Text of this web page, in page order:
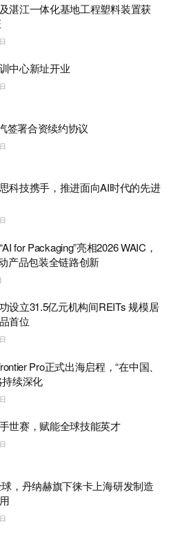
湛江一体化基地工程塑料装置获
中心新址开业
签署合资续约协议
科技携手，推进面向AI时代的先进
for Packaging”亮相2026 WAIC，
产品包装全链路创新
设立31.5亿元机构间REITs 规模居
首位
Pro正式出海启程，“在中国、
持续深化
世赛，赋能全球技能英才
，丹纳赫旗下徕卡上海研发制造